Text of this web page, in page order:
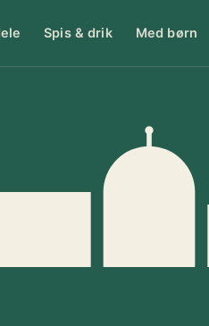
Spis & drik Med børn